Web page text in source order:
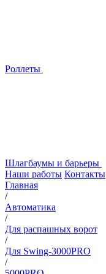
Роллеты
Шлагбаумы и барьеры
Наши работы Контакты
Главная
/
Автоматика
/
Для распашных ворот
/
Для Swing-3000PRO
/